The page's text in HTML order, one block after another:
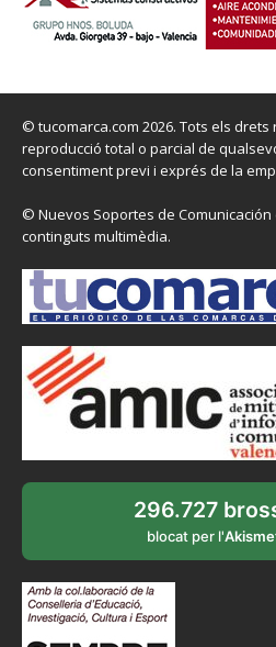
© tucomarca.com 2026. Tots els
reproducció total o parcial de
consentiment previ i exprés de la
© Nuevos Soportes de Comunicación
continguts multimèdia.
296.727
blocat per l'